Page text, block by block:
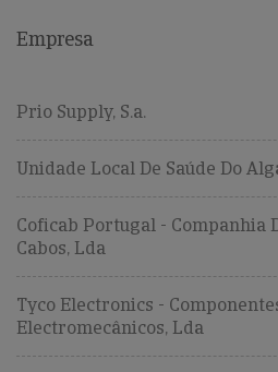
Empresa
Prio Supply, S.a.
Unidade Local De Saúde Do
Coficab Portugal - Companhia
Cabos, Lda
Tyco Electronics -
Electromecânicos, Lda